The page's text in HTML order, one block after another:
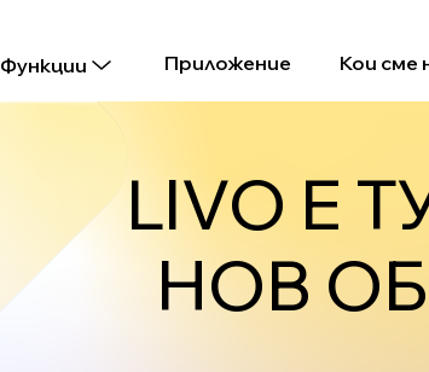
Функции Приложение Кои сме
LIVO Е
НОВ